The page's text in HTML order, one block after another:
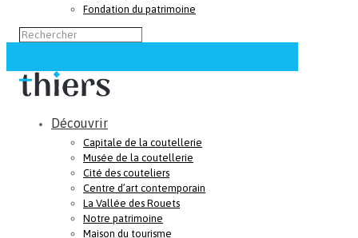
Fondation du patrimoine
Découvrir
Capitale de la coutellerie
Musée de la coutellerie
Cité des couteliers
Centre d’art contemporain
La Vallée des Rouets
Notre patrimoine
Maison du tourisme